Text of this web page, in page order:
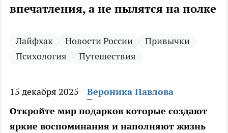
впечатления, а не пылятся на полке
Лайфхак Новости России
Привычки
Психология
Путешествия
15 декабря 2025
Вероника Павлова
Откройте мир подарков которые создают
яркие воспоминания и наполняют жизнь